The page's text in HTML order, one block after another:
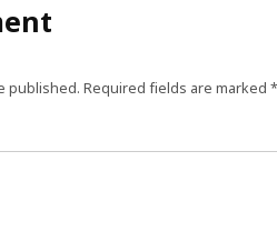
published. Required fields are marked *